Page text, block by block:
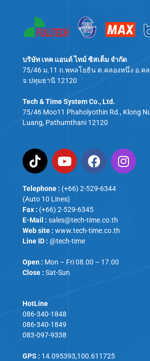
บริษัท เทค แอนด์ ไทม์ ซิสเต็ม จำกัด
75/46 ม.11 ถ.พหลโยธิน ต.คลองหนึ่ง อ.ค
จ.ปทุมธานี 12120
Tech & Time System Co., Ltd.
75/46 Moo11 Phaholyothin Rd., Klong
Luang, Pathumthani 12120
Telephone : (+66) 2-529-6344
(Auto 10 Lines)
Fax : (+66) 2-529-6345
E-Mail : sales@tech-time.co.th
Web site : www.tech-time.co.th
Line ID : @tech-time
Open : Mon – Fri 08.00 – 17.00
Close : Sat-Sun
HotLine
086-340-1848
086-340-1849
083-097-9338
GPS : 14.095393,100.611725